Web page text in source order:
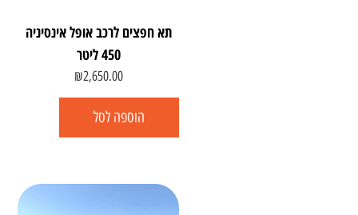
תא חפצים לרכב אופל אינסיניה
450 ליטר
₪2,650.00
הוספה לסל